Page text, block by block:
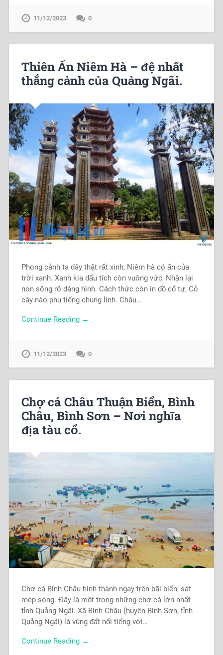
11/12/2023 0
Thiên Ấn Niêm Hà – đệ nhất
thắng cảnh của Quảng Ngãi.
Phong cảnh ta đây thật rất xinh, Niêm hà có ấn của
trời xanh. Xanh kia dấu tích còn vuông vức, Nhận lại
non sông rõ dáng hình. Cách thức còn in đồ cổ tự, Cỏ
cây nào phụ tiếng chung linh. Châu…
Continue Reading →
11/12/2023 0
Chợ cá Châu Thuận Biển, Bình
Châu, Bình Sơn – Nơi nghĩa
địa tàu cổ.
Chợ cá Bình Châu hình thành ngay trên bãi biển, sát
mép sóng. Đây là một trong những chợ cá lớn nhất
tỉnh Quảng Ngãi. Xã Bình Châu (huyện Bình Sơn, tỉnh
Quảng Ngãi) là vùng đất nổi tiếng với…
Continue Reading →